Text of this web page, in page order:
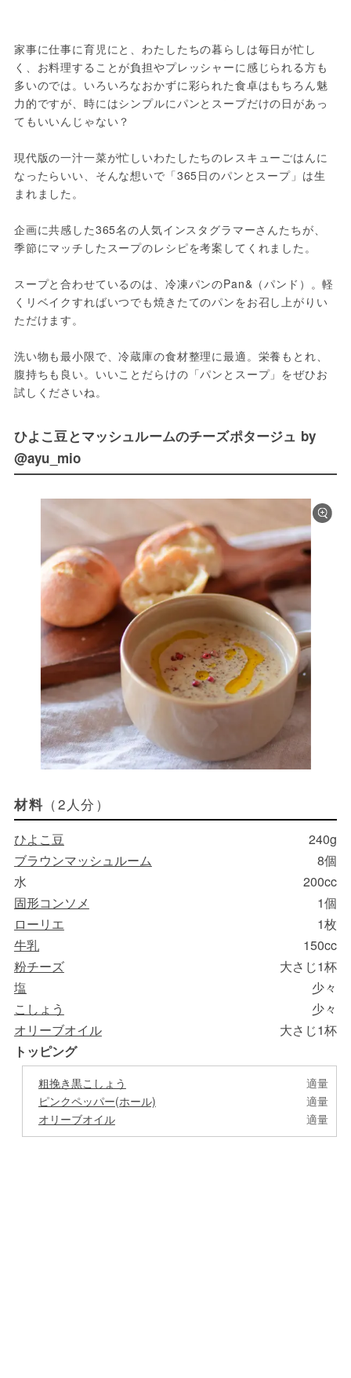
家事に仕事に育児にと、わたしたちの暮らしは毎日が忙し
く、お料理することが負担やプレッシャーに感じられる方も
多いのでは。いろいろなおかずに彩られた食卓はもちろん魅
力的ですが、時にはシンプルにパンとスープだけの日があっ
てもいいんじゃない？
現代版の一汁一菜が忙しいわたしたちのレスキューごはんに
なったらいい、そんな想いで「365日のパンとスープ」は生
まれました。
企画に共感した365名の人気インスタグラマーさんたちが、
季節にマッチしたスープのレシピを考案してくれました。
スープと合わせているのは、冷凍パンのPan&（パンド）。軽
くリベイクすればいつでも焼きたてのパンをお召し上がりい
ただけます。
洗い物も最小限で、冷蔵庫の食材整理に最適。栄養もとれ、
腹持ちも良い。いいことだらけの「パンとスープ」をぜひお
試しくださいね。
ひよこ豆とマッシュルームのチーズポタージュ by
@ayu_mio
材料 （2人分）
ひよこ豆
240g
ブラウンマッシュルーム
8個
水
200cc
固形コンソメ
1個
ローリエ
1枚
牛乳
150cc
粉チーズ
大さじ1杯
塩
少々
こしょう
少々
オリーブオイル
大さじ1杯
トッピング
粗挽き黒こしょう
適量
ピンクペッパー(ホール)
適量
オリーブオイル
適量